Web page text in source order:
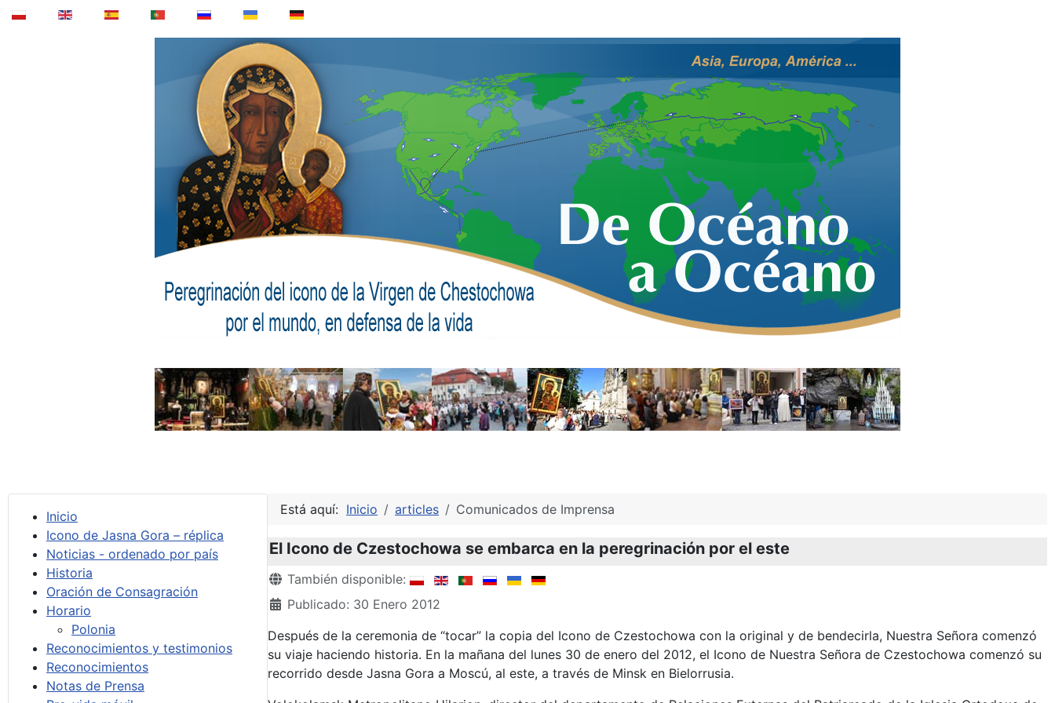
Inicio
Icono de Jasna Gora – réplica
Noticias - ordenado por país
Historia
Oración de Consagración
Horario
Polonia
Reconocimientos y testimonios
Reconocimientos
Notas de Prensa
Está aquí: Inicio articles Comunicados de Imprensa
El Icono de Czestochowa se embarca en la peregrinación por el este
Detalles
También disponible:
Publicado: 30 Enero 2012
Después de la ceremonia de “tocar” la copia del Icono de Czestochowa con la original y de bendecirla, Nuestra Señora comenzó
su viaje haciendo historia. En la mañana del lunes 30 de enero del 2012, el Icono de Nuestra Señora de Czestochowa comenzó su
recorrido desde Jasna Gora a Moscú, al este, a través de Minsk en Bielorrusia.